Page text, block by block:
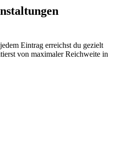
Eintrag erreichst du gezielt
von maximaler Reichweite in